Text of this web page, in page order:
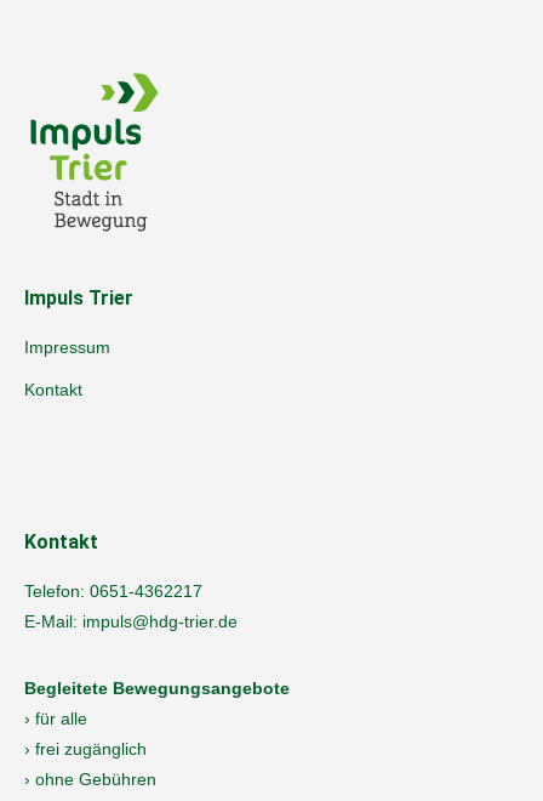
Impuls Trier
Impressum
Kontakt
Kontakt
Telefon: 0651-4362217
E-Mail: impuls@hdg-trier.de
Begleitete Bewegungsangebote
› für alle
› frei zugänglich
› ohne Gebühren